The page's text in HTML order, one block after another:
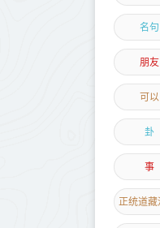
名句
朋友
可以
卦
事